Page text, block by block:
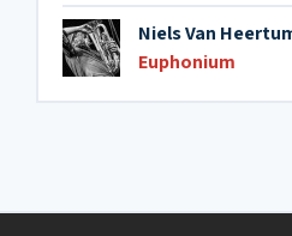
Niels Van
Euphonium